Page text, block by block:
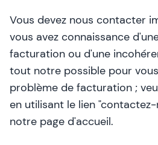
Vous devez nous contacter
vous avez connaissance
facturation ou d'une
tout notre possible pour
problème de facturation ;
en utilisant le lien
notre page d'accueil.